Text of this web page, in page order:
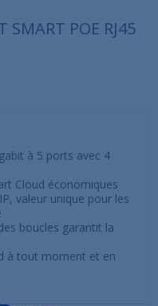
SMART POE RJ45
à 5 ports avec 4
Cloud économiques
valeur unique pour les
boucles garantit la
à tout moment et en